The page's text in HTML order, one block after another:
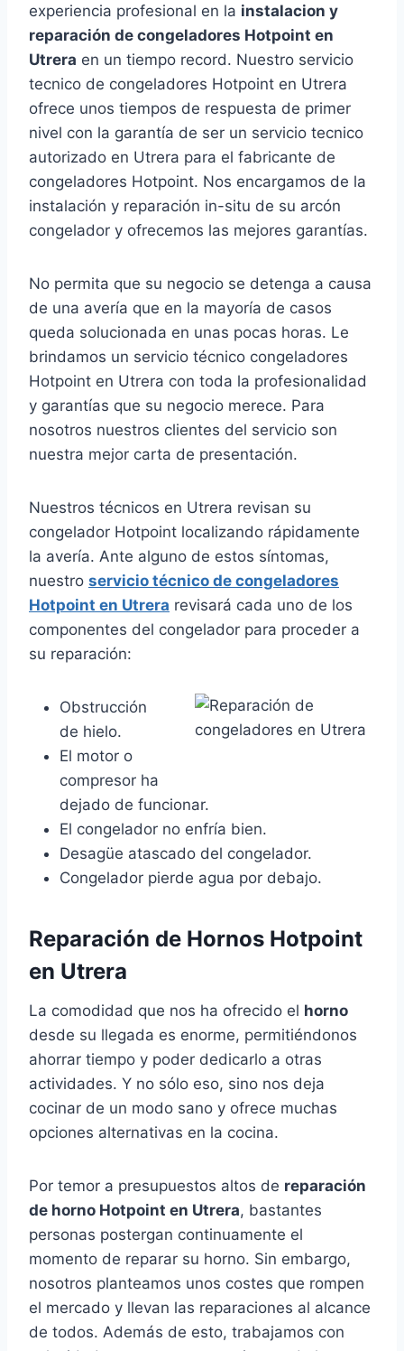
experiencia profesional en la instalacion y
reparación de congeladores Hotpoint en
Utrera en un tiempo record. Nuestro servicio
tecnico de congeladores Hotpoint en Utrera
ofrece unos tiempos de respuesta de primer
nivel con la garantía de ser un servicio tecnico
autorizado en Utrera para el fabricante de
congeladores Hotpoint. Nos encargamos de la
instalación y reparación in-situ de su arcón
congelador y ofrecemos las mejores garantías.
No permita que su negocio se detenga a causa
de una avería que en la mayoría de casos
queda solucionada en unas pocas horas. Le
brindamos un servicio técnico congeladores
Hotpoint en Utrera con toda la profesionalidad
y garantías que su negocio merece. Para
nosotros nuestros clientes del servicio son
nuestra mejor carta de presentación.
Nuestros técnicos en Utrera revisan su
congelador Hotpoint localizando rápidamente
la avería. Ante alguno de estos síntomas,
nuestro servicio técnico de congeladores
Hotpoint en Utrera revisará cada uno de los
componentes del congelador para proceder a
su reparación:
Obstrucción
de hielo.
El motor o
compresor ha
dejado de funcionar.
El congelador no enfría bien.
Desagüe atascado del congelador.
Congelador pierde agua por debajo.
Reparación de Hornos Hotpoint
en Utrera
La comodidad que nos ha ofrecido el horno
desde su llegada es enorme, permitiéndonos
ahorrar tiempo y poder dedicarlo a otras
actividades. Y no sólo eso, sino nos deja
cocinar de un modo sano y ofrece muchas
opciones alternativas en la cocina.
Por temor a presupuestos altos de reparación
de horno Hotpoint en Utrera, bastantes
personas postergan continuamente el
momento de reparar su horno. Sin embargo,
nosotros planteamos unos costes que rompen
el mercado y llevan las reparaciones al alcance
de todos. Además de esto, trabajamos con